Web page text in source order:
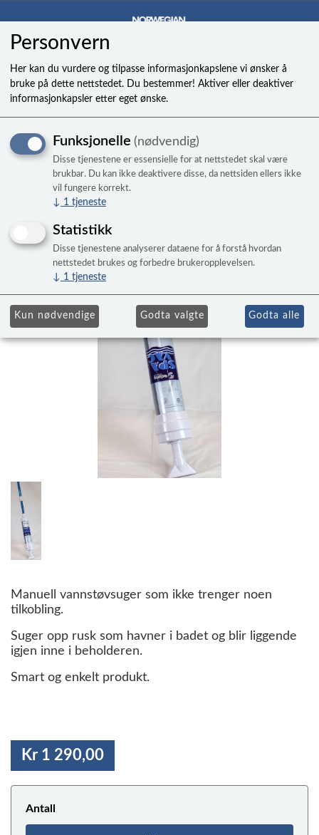
Spa Vac
Manuell vannstøvsuger til massasjebad.
Manuell vannstøvsuger som ikke trenger noen
tilkobling.
Suger opp rusk som havner i badet og blir liggende
igjen inne i beholderen.
Smart og enkelt produkt.
Kr 1 290,00
Antall
Personvern
Her kan du vurdere og tilpasse informasjonkapslene vi ønsker å
bruke på dette nettstedet. Du bestemmer! Aktiver eller deaktiver
informasjonkapsler etter eget ønske.
Funksjonelle (nødvendig)
Disse tjenestene er essensielle for at nettstedet skal være
brukbar. Du kan ikke deaktivere disse, da nettsiden ellers ikke
vil fungere korrekt.
↓ 1 tjeneste
Statistikk
Disse tjenestene analyserer dataene for å forstå hvordan
nettstedet brukes og forbedre brukeropplevelsen.
↓ 1 tjeneste
Kun nødvendige Godta valgte Godta alle